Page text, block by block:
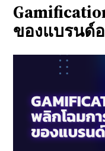
ของแบรนด์อ